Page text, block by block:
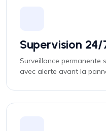
Supervision 24/
Surveillance permanente
avec alerte avant la